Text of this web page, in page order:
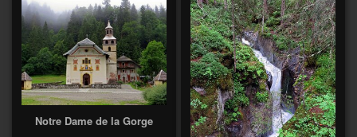
Notre Dame de la Gorge